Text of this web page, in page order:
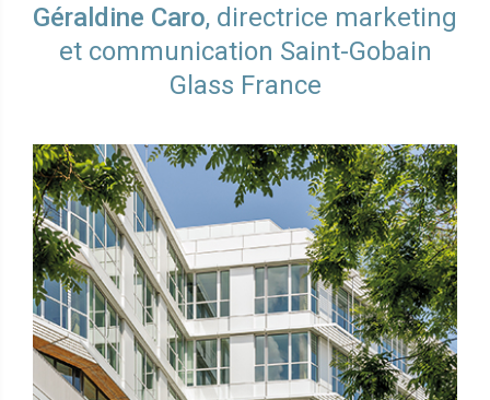
Géraldine Caro, directrice marketing
et communication Saint-Gobain
Glass France